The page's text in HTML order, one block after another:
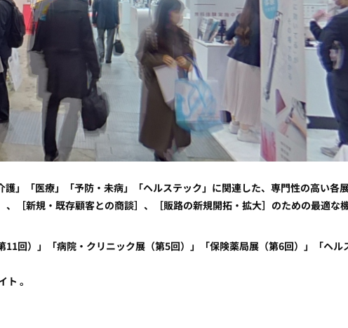
」「医療」「予防・未病」「ヘルステック」に関連した、専門性の高い各
［新規・既存顧客との商談］、［販路の新規開拓・拡大］のための最適な
回）」「病院・クリニック展（第5回）」「保険薬局展（第6回）」「ヘ
。